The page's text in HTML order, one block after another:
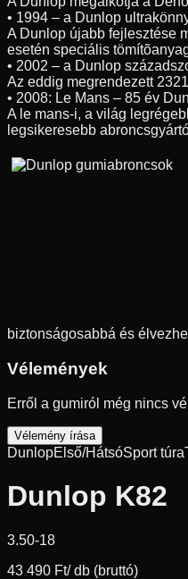
• 1994 – a Dunlop
A Dunlop újabb fejlesztése
esetén speciális
• 2002 – a Dunlop
Az eddig megrendezett
• 2008: Le Mans – 85 év
A le mans-i, a világ
legsikeresebb
biztonságosabbá és
Vélemények
Erről a gumiról még nincs
Vélemény írása
DunlopElső/HátsóSport túra
Dunlop K82
3.50-18
43 490 Ft/ db (bruttó)